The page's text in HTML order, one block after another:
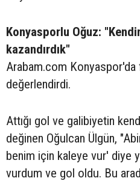
Konyasporlu Oğuz:
kazandırdık"
Arabam.com
değerlendirdi.
Attığı gol ve galibiyetin
değinen Oğulcan Ülgün,
benim için kaleye vur' diye
vurdum ve gol oldu. Bu